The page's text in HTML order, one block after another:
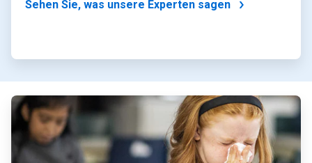
Sehen Sie, was unsere Experten sagen
ArticleTile